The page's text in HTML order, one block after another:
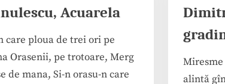
Acuarela
care ploua de trei ori pe
Orasenii, pe trotoare, Merg
de mana, Si-n orasu-n care
alintă